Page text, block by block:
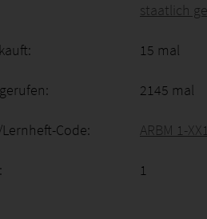
staatlich
15 mal
2145 mal
Code: ARBM 1-
1